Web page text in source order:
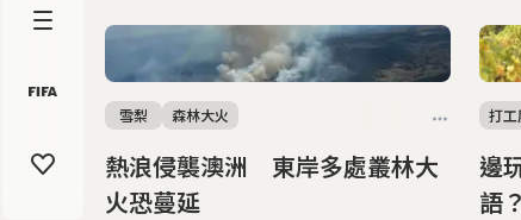
熱浪侵襲澳洲 東岸多處叢林大
火恐蔓延
雪梨 森林大火
邊
語
打工